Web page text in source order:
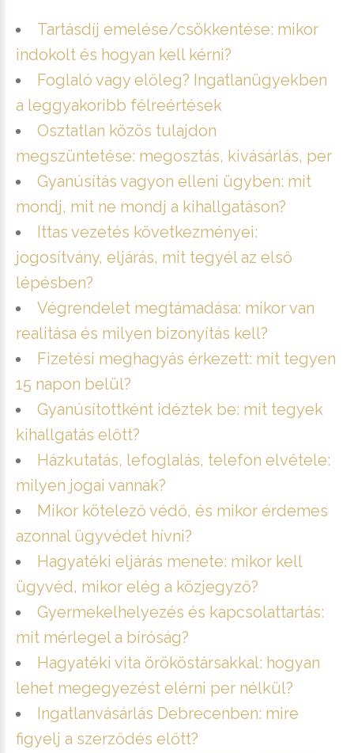
Tartásdíj emelése/csökkentése: mikor
indokolt és hogyan kell kérni?
Foglaló vagy előleg? Ingatlanügyekben
a leggyakoribb félreértések
Osztatlan közös tulajdon
megszüntetése: megosztás, kivásárlás, per
Gyanúsítás vagyon elleni ügyben: mit
mondj, mit ne mondj a kihallgatáson?
Ittas vezetés következményei:
jogosítvány, eljárás, mit tegyél az első
lépésben?
Végrendelet megtámadása: mikor van
realitása és milyen bizonyítás kell?
Fizetési meghagyás érkezett: mit tegyen
15 napon belül?
Gyanúsítottként idéztek be: mit tegyek
kihallgatás előtt?
Házkutatás, lefoglalás, telefon elvétele:
milyen jogai vannak?
Mikor kötelező védő, és mikor érdemes
azonnal ügyvédet hívni?
Hagyatéki eljárás menete: mikor kell
ügyvéd, mikor elég a közjegyző?
Gyermekelhelyezés és kapcsolattartás:
mit mérlegel a bíróság?
Hagyatéki vita örököstársakkal: hogyan
lehet megegyezést elérni per nélkül?
Ingatlanvásárlás Debrecenben: mire
figyelj a szerződés előtt?